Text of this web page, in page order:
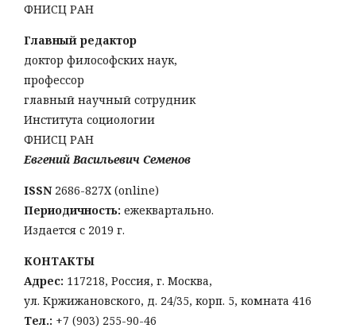
ФНИСЦ РАН
Главный редактор
доктор философских наук,
профессор
главный научный сотрудник
Института социологии
ФНИСЦ РАН
Евгений Васильевич Семенов
ISSN 2686-827X (online)
Периодичность: ежеквартально.
Издается с 2019 г.
КОНТАКТЫ
Адрес: 117218, Россия, г. Москва,
ул. Кржижановского, д. 24/35, корп. 5, комната 416
Тел.: +7 (903) 255-90-46